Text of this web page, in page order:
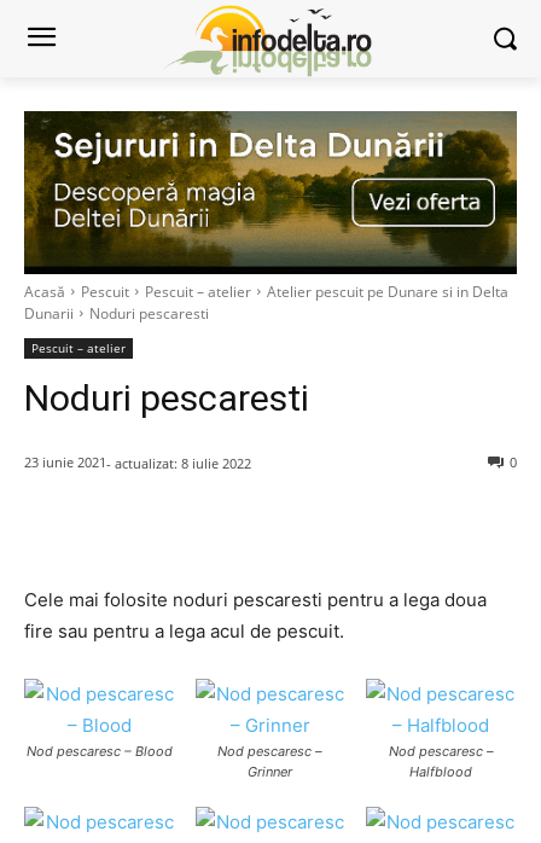
Acasă Pescuit Pescuit – atelier
Atelier pescuit pe Dunare si in Delta
Dunarii
Noduri pescaresti
Pescuit – atelier
Noduri pescaresti
23 iunie 2021- actualizat: 8 iulie 2022 0
Cele mai folosite noduri pescaresti pentru a lega doua
fire sau pentru a lega acul de pescuit.
Nod pescaresc – Blood
Nod pescaresc –
Grinner
Nod pescaresc –
Halfblood